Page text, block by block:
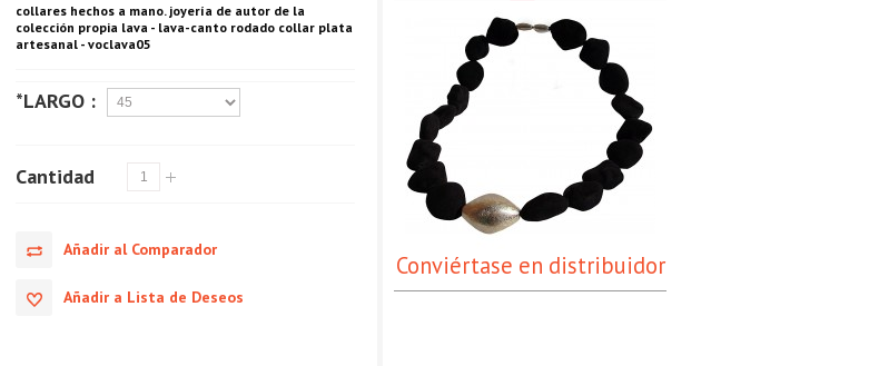
collares hechos a mano. joyería de autor de la
colección propia lava - lava-canto rodado collar plata
artesanal - voclava05
*LARGO :
Cantidad
Añadir al Comparador
Añadir a Lista de Deseos
Conviértase en distribuidor